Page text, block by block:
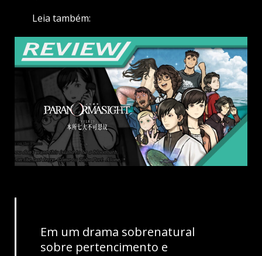
Leia também:
Em um drama sobrenatural
sobre pertencimento e